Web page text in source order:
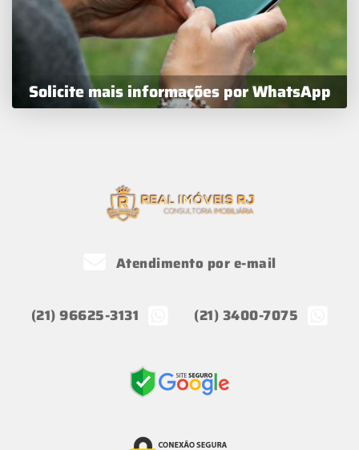
Solicite mais informações por WhatsApp
Atendimento por e-mail
(21) 96625-3131 (21) 3400-7075